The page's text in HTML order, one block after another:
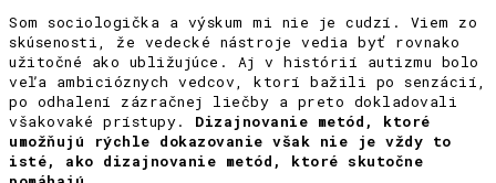
Som sociologička a výskum mi nie je cudzí. Viem zo
skúsenosti, že vedecké nástroje vedia byť rovnako
užitočné ako ubližujúce. Aj v histórií autizmu bolo
veľa ambicióznych vedcov, ktorí bažili po senzácií,
po odhalení zázračnej liečby a preto dokladovali
všakovaké prístupy. Dizajnovanie metód, ktoré
umožňujú rýchle dokazovanie však nie je vždy to
isté, ako dizajnovanie metód, ktoré skutočne